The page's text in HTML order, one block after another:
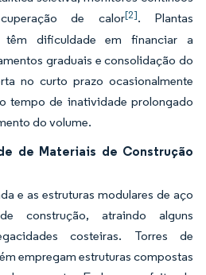
de calor[2]. Plantas
têm dificuldade em financiar a
graduais e consolidação do
no curto prazo ocasionalmente
tempo de inatividade prolongado
do volume.
de Materiais de Construção
e as estruturas modulares de aço
construção, atraindo alguns
costeiras. Torres de
empregam estruturas compostas